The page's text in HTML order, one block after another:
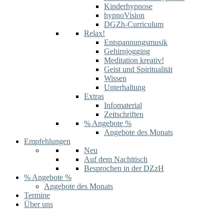
Kinderhypnose
hypnoVision
DGZh-Curriculum
Relax!
Entspannungsmusik
Gehirnjogging
Meditation kreativ!
Geist und Spiritualität
Wissen
Unterhaltung
Extras
Infomaterial
Zeitschriften
% Angebote %
Angebote des Monats
Empfehlungen
Neu
Auf dem Nachttisch
Besprochen in der DZzH
% Angebote %
Angebote des Monats
Termine
Über uns